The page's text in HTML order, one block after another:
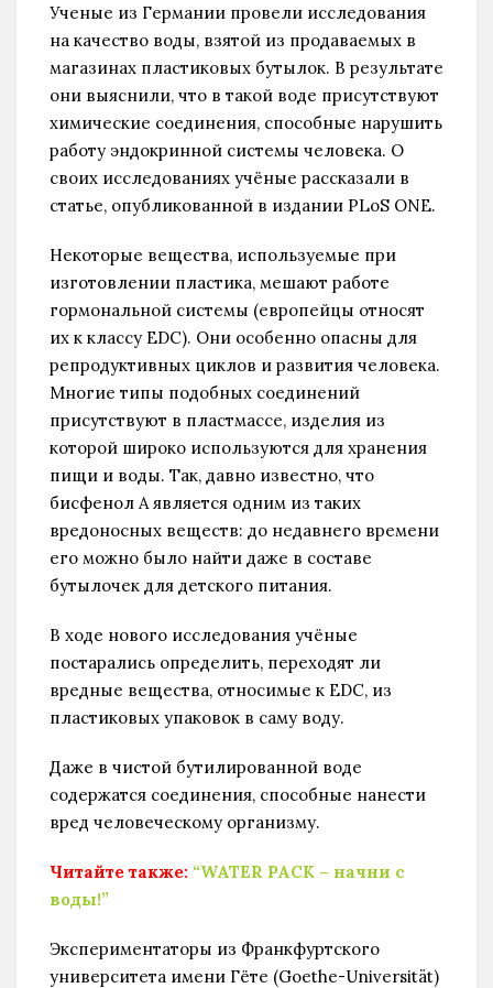
Ученые из Германии провели исследования
на качество воды, взятой из продаваемых в
магазинах пластиковых бутылок. В результате
они выяснили, что в такой воде присутствуют
химические соединения, способные нарушить
работу эндокринной системы человека. О
своих исследованиях учёные рассказали в
статье, опубликованной в издании PLoS ONE.
Некоторые вещества, используемые при
изготовлении пластика, мешают работе
гормональной системы (европейцы относят
их к классу EDC). Они особенно опасны для
репродуктивных циклов и развития человека.
Многие типы подобных соединений
присутствуют в пластмассе, изделия из
которой широко используются для хранения
пищи и воды. Так, давно известно, что
бисфенол А является одним из таких
вредоносных веществ: до недавнего времени
его можно было найти даже в составе
бутылочек для детского питания.
В ходе нового исследования учёные
постарались определить, переходят ли
вредные вещества, относимые к EDC, из
пластиковых упаковок в саму воду.
Даже в чистой бутилированной воде
содержатся соединения, способные нанести
вред человеческому организму.
Читайте также: “WATER PACK – начни с
воды!”
Экспериментаторы из Франкфуртского
университета имени Гёте (Goethe-Universität)